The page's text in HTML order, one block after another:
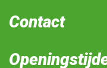
Contact